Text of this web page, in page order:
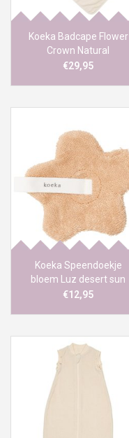
Koeka Badcape Flower
Crown Natural
€29,95
Koeka Speendoekje
bloem Luz desert sun
€12,95